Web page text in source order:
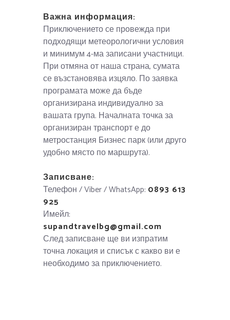
Важна информация:
Приключението се провежда при
подходящи метеорологични условия
и минимум 4-ма записани участници.
При отмяна от наша страна, сумата
се възстановява изцяло. По заявка
програмата може да бъде
организирана индивидуално за
вашата група. Началната точка за
организиран транспорт е до
метростанция Бизнес парк (или друго
удобно място по маршрута).
Записване:
Телефон / Viber / WhatsApp: 0893 613
925
Имейл:
supandtravelbg@gmail.com
След записване ще ви изпратим
точна локация и списък с какво ви е
необходимо за приключението.